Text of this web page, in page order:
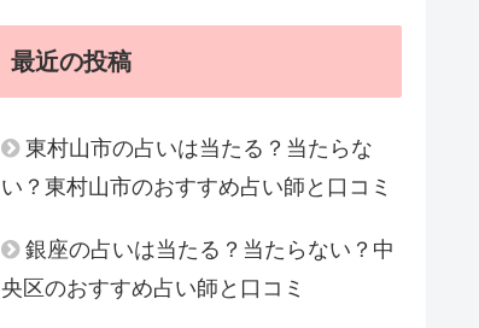
最近の投稿
東村山市の占いは当たる？当たらな
い？東村山市のおすすめ占い師と口コミ
銀座の占いは当たる？当たらない？中
央区のおすすめ占い師と口コミ